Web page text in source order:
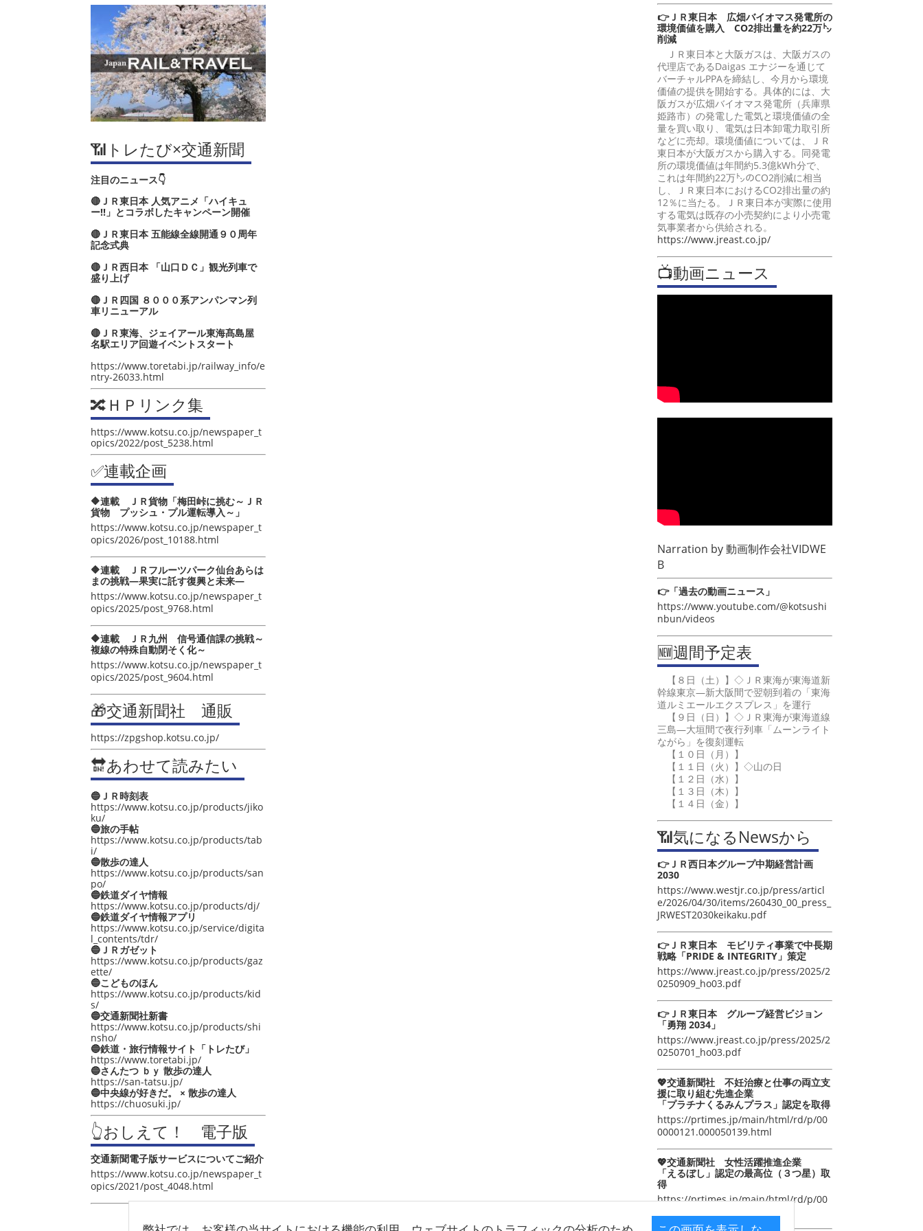
📶トレたび×交通新聞
注目のニュース👇
🔴ＪＲ東日本 人気アニメ「ハイキュ
ー‼」とコラボしたキャンペーン開催
🔴ＪＲ東日本 五能線全線開通９０周年
記念式典
🔴ＪＲ西日本 「山口ＤＣ」観光列車で
盛り上げ
🔴ＪＲ四国 ８０００系アンパンマン列
車リニューアル
🔴ＪＲ東海、ジェイアール東海髙島屋
名駅エリア回遊イベントスタート
https://www.toretabi.jp/railway_info/e
ntry-26033.html
🔀ＨＰリンク集
https://www.kotsu.co.jp/newspaper_t
opics/2022/post_5238.html
✅連載企画
🔶連載 ＪＲ貨物「梅田峠に挑む～ＪＲ
貨物 プッシュ・プル運転導入～」
https://www.kotsu.co.jp/newspaper_t
opics/2026/post_10188.html
🔶連載 ＪＲフルーツパーク仙台あらは
まの挑戦―果実に託す復興と未来―
https://www.kotsu.co.jp/newspaper_t
opics/2025/post_9768.html
🔶連載 ＪＲ九州 信号通信課の挑戦～
複線の特殊自動閉そく化～
https://www.kotsu.co.jp/newspaper_t
opics/2025/post_9604.html
🎁交通新聞社 通販
https://zpgshop.kotsu.co.jp/
🔛あわせて読みたい
🔵ＪＲ時刻表
https://www.kotsu.co.jp/products/jiko
ku/
🔵旅の手帖
https://www.kotsu.co.jp/products/tab
i/
🔵散歩の達人
https://www.kotsu.co.jp/products/san
po/
🔵鉄道ダイヤ情報
https://www.kotsu.co.jp/products/dj/
🔵鉄道ダイヤ情報アプリ
https://www.kotsu.co.jp/service/digita
l_contents/tdr/
🔵ＪＲガゼット
https://www.kotsu.co.jp/products/gaz
ette/
🔵こどものほん
https://www.kotsu.co.jp/products/kid
s/
🔵交通新聞社新書
https://www.kotsu.co.jp/products/shi
nsho/
🔵鉄道・旅行情報サイト「トレたび」
https://www.toretabi.jp/
🔵さんたつ ｂｙ 散歩の達人
https://san-tatsu.jp/
🔵中央線が好きだ。 × 散歩の達人
https://chuosuki.jp/
👆おしえて！ 電子版
交通新聞電子版サービスについてご紹介
https://www.kotsu.co.jp/newspaper_t
opics/2021/post_4048.html
👉ＪＲ東日本 広畑バイオマス発電所の
環境価値を購入 CO2排出量を約22万㌧
削減
ＪＲ東日本と大阪ガスは、大阪ガスの
代理店であるDaigas エナジーを通じて
バーチャルPPAを締結し、今月から環境
価値の提供を開始する。具体的には、大
阪ガスが広畑バイオマス発電所（兵庫県
姫路市）の発電した電気と環境価値の全
量を買い取り、電気は日本卸電力取引所
などに売却。環境価値については、ＪＲ
東日本が大阪ガスから購入する。同発電
所の環境価値は年間約5.3億kWh分で、
これは年間約22万㌧のCO2削減に相当
し、ＪＲ東日本におけるCO2排出量の約
12％に当たる。ＪＲ東日本が実際に使用
する電気は既存の小売契約により小売電
気事業者から供給される。
https://www.jreast.co.jp/
📺動画ニュース
Narration by動画制作会社VIDWE
B
👉「過去の動画ニュース」
https://www.youtube.com/@kotsushi
nbun/videos
🆕週間予定表
【８日（土）】◇ＪＲ東海が東海道新
幹線東京―新大阪間で翌朝到着の「東海
道ルミエールエクスプレス」を運行
【９日（日）】◇ＪＲ東海が東海道線
三島―大垣間で夜行列車「ムーンライト
ながら」を復刻運転
【１０日（月）】
【１１日（火）】◇山の日
【１２日（水）】
【１３日（木）】
【１４日（金）】
📶気になるNewsから
👉ＪＲ西日本グループ中期経営計画
2030
https://www.westjr.co.jp/press/articl
e/2026/04/30/items/260430_00_press_
JRWEST2030keikaku.pdf
👉ＪＲ東日本 モビリティ事業で中長期
戦略「PRIDE & INTEGRITY」策定
https://www.jreast.co.jp/press/2025/2
0250909_ho03.pdf
👉ＪＲ東日本 グループ経営ビジョン
「勇翔 2034」
https://www.jreast.co.jp/press/2025/2
0250701_ho03.pdf
💖交通新聞社 不妊治療と仕事の両立支
援に取り組む先進企業
「プラチナくるみんプラス」認定を取得
https://prtimes.jp/main/html/rd/p/00
0000121.000050139.html
💖交通新聞社 女性活躍推進企業
「えるぼし」認定の最高位（３つ星）取
得
https://prtimes.jp/main/html/rd/p/00